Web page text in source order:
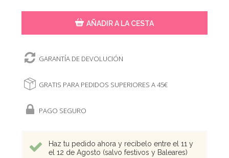
AÑADIR A LA CESTA
GARANTÍA DE DEVOLUCIÓN
GRATIS PARA PEDIDOS SUPERIORES A 45€
PAGO SEGURO
Haz tu pedido ahora y recíbelo entre el 11 y
el 12 de Agosto (salvo festivos y Baleares)